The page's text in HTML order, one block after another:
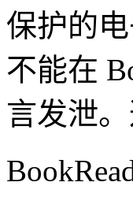
保护的
不能在
言发泄